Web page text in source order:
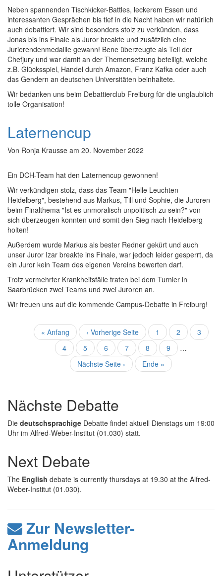
Neben spannenden Tischkicker-Battles, leckerem Essen und
interessanten Gesprächen bis tief in die Nacht haben wir natürlich
auch debattiert. Wir sind besonders stolz zu verkünden, dass
Jonas bis ins Finale als Juror breakte und zusätzlich eine
Jurierendenmedaille gewann! Bene überzeugte als Teil der
Chefjury und war damit an der Themensetzung beteiligt, welche
z.B. Glücksspiel, Handel durch Amazon, Franz Kafka oder auch
das Gendern an deutschen Universitäten beinhaltete.
Wir bedanken uns beim Debattierclub Freiburg für die unglaublich
tolle Organisation!
Laternencup
Von Ronja Krausse am 20. November 2022
Ein DCH-Team hat den Laternencup gewonnen!
Wir verkündigen stolz, dass das Team "Helle Leuchten
Heidelberg", bestehend aus Markus, Till und Sophie, die Juroren
beim Finalthema "Ist es unmoralisch unpolitisch zu sein?" von
sich überzeugen konnten und somit den Sieg nach Heidelberg
holten!
Außerdem wurde Markus als bester Redner gekürt und auch
unser Juror Izar breakte ins Finale, war jedoch leider gesperrt, da
ein Juror kein Team des eigenen Vereins bewerten darf.
Trotz vermehrter Krankheitsfälle traten bei dem Turnier in
Saarbrücken zwei Teams und zwei Juroren an.
Wir freuen uns auf die kommende Campus-Debatte in Freiburg!
Seitennummerierung
Erste
Seite
« Anfang
Vorherige
Seite
‹ Vorherige Seite Seite
1 Seite
2 Seite
3
Aktuelle
Seite
4 Seite
5 Seite
6 Seite
7 Seite
8 Seite
9
…
Nächste
Seite
Nächste Seite ›
Letzte
Seite
Ende »
Nächste Debatte
Die deutschsprachige Debatte findet aktuell Dienstags um 19:00
Uhr im Alfred-Weber-Institut (01.030) statt.
Next Debate
The English debate is currently thursdays at 19.30 at the Alfred-
Weber-Institut (01.030).
Zur Newsletter-
Anmeldung